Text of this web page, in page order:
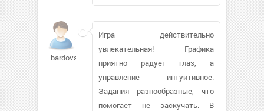
bardovskij
Игра действительно
увлекательная! Графика
приятно радует глаз, а
управление интуитивное.
Задания разнообразные, что
помогает не заскучать. В